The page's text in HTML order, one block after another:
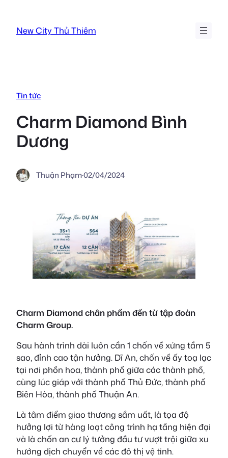
phầnNew City Thủ Thiêm
Tin tức
Charm Diamond Bình
Dương
Thuận Phạm·02/04/2024
Charm Diamond chân phẩm đến từ tập đoàn
Charm Group.
Sau hành trình dài luôn cần 1 chốn về xứng tầm 5
sao, đỉnh cao tận hưởng. Dĩ An, chốn về ấy toạ lạc
tại nơi phồn hoa, thành phố giữa các thành phố,
cùng lúc giáp với thành phố Thủ Đức, thành phố
Biên Hòa, thành phố Thuận An.
Là tâm điểm giao thương sầm uất, là tọa độ
hưởng lợi từ hàng loạt công trình hạ tầng hiện đại
và là chốn an cư lý tưởng đầu tư vượt trội giữa xu
hướng dịch chuyển về các đô thị vệ tinh.